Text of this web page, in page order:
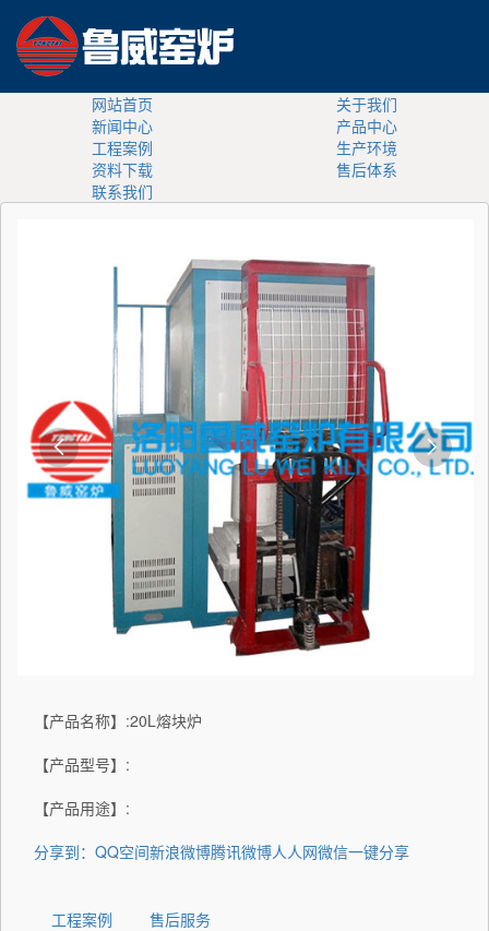
网站首页
关于我们
新闻中心
产品中心
工程案例
生产环境
资料下载
售后体系
联系我们
 
【产品名称】:20L熔块炉
【产品型号】:
【产品用途】:
分享到： QQ空间新浪微博腾讯微博人人网微信一键分享
工程案例 售后服务